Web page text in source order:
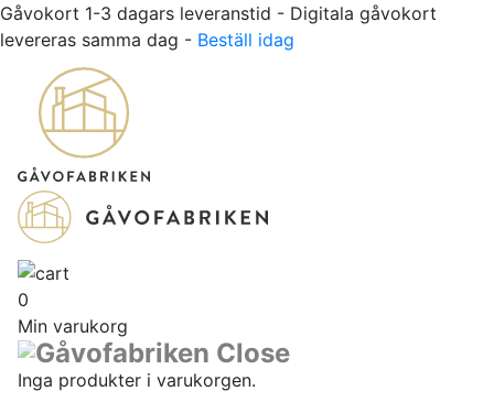
Gåvokort 1-3 dagars leveranstid - Digitala gåvokort
levereras samma dag - Beställ idag
0
Min varukorg
Inga produkter i varukorgen.